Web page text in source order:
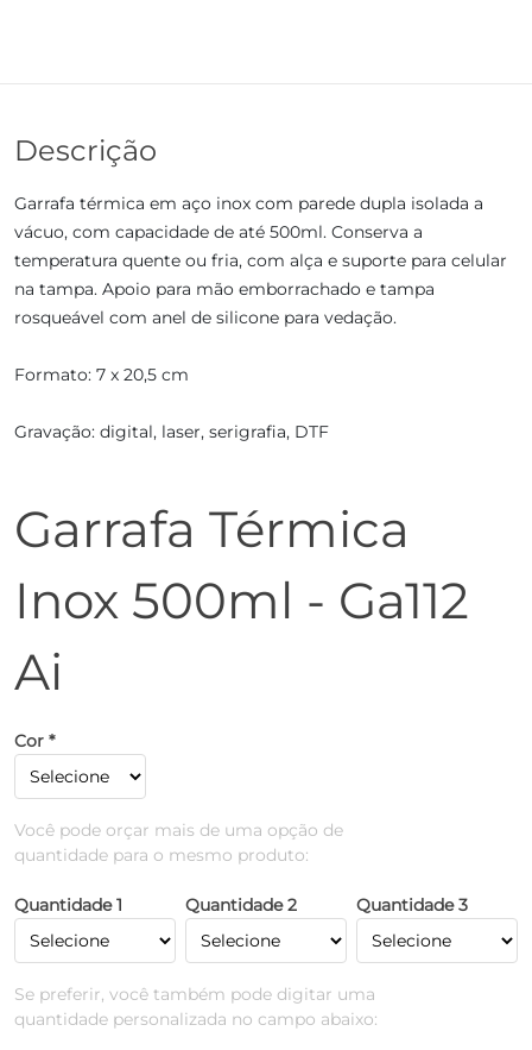
Descrição
Garrafa térmica em aço inox com parede dupla isolada a
vácuo, com capacidade de até 500ml. Conserva a
temperatura quente ou fria, com alça e suporte para celular
na tampa. Apoio para mão emborrachado e tampa
rosqueável com anel de silicone para vedação.
Formato: 7 x 20,5 cm
Gravação: digital, laser, serigrafia, DTF
Garrafa Térmica
Inox 500ml - Ga112
Ai
Cor *
Você pode orçar mais de uma opção de
quantidade para o mesmo produto:
Quantidade 1 Quantidade 2 Quantidade 3
Se preferir, você também pode digitar uma
quantidade personalizada no campo abaixo: